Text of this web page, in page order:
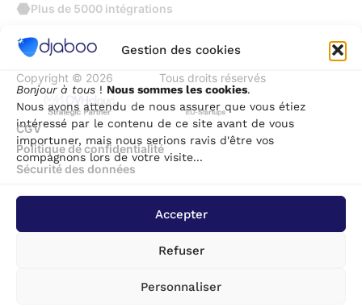
Gestion des cookies
Bonjour à tous ! Nous sommes les cookies.
Nous avons attendu de nous assurer que vous étiez
intéressé par le contenu de ce site avant de vous
importuner, mais nous serions ravis d'être vos
compagnons lors de votre visite...
Accepter
Refuser
Personnaliser
Plus de 5000 intégrations
Copyright © 2026 Tous droits réservés
CGV
Politique de confidentialité
Sécurité des données